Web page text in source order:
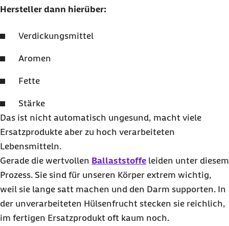
Hersteller dann hierüber:
Verdickungsmittel
Aromen
Fette
Stärke
Das ist nicht automatisch ungesund, macht viele
Ersatzprodukte aber zu hoch verarbeiteten
Lebensmitteln.
Gerade die wertvollen Ballaststoffe leiden unter diesem
Prozess. Sie sind für unseren Körper extrem wichtig,
weil sie lange satt machen und den Darm supporten. In
der unverarbeiteten Hülsenfrucht stecken sie reichlich,
im fertigen Ersatzprodukt oft kaum noch.